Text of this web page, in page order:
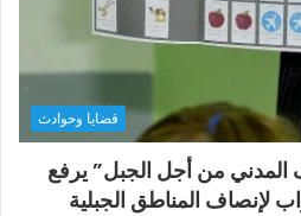
قضايا وحوادث
“الائتلاف المدني من أجل الجبل” يرفع
لإنصاف المناطق الجبلية